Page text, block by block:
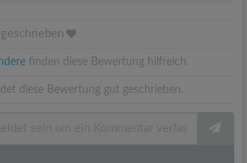
finden diese Bewertung hilfreich.
diese Bewertung gut geschrieben.